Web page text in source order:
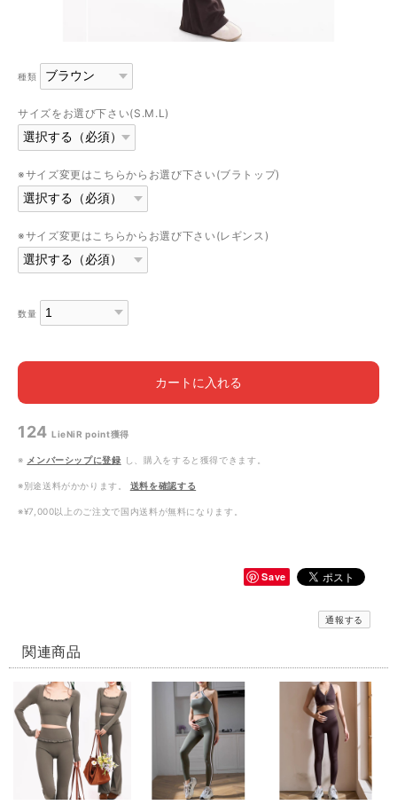
種類
サイズをお選び下さい(S.M.L)
※サイズ変更はこちらからお選び下さい(ブラトップ)
※サイズ変更はこちらからお選び下さい(レギンス)
数量
カートに入れる
124 LieNiR point獲得
※ メンバーシップに登録 し、購入をすると獲得できます。
※別途送料がかかります。 送料を確認する
※¥7,000以上のご注文で国内送料が無料になります。
Save
通報する
関連商品